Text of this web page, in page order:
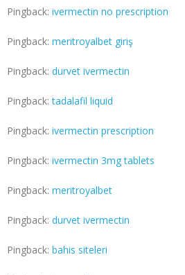
Pingback: ivermectin no prescription
Pingback: meritroyalbet giriş
Pingback: durvet ivermectin
Pingback:tadalafil liquid
Pingback: ivermectin prescription
Pingback: ivermectin 3mg tablets
Pingback: meritroyalbet
Pingback: durvet ivermectin
Pingback: bahis siteleri